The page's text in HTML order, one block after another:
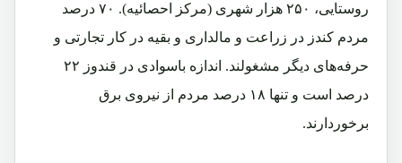
روستایی، ۲۵۰ هزار شهری (مرکز احصائیه). ۷۰ درصد
مردم کندز در زراعت و مالداری و بقیه در کار تجارتی و
حرفه‌های دیگر مشغولند. اندازه باسوادی در قندوز ۲۲
درصد است و تنها ۱۸ درصد مردم از نیروی برق
برخوردارند.